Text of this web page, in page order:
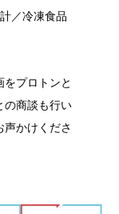
／冷凍食品
をプロトンと
の商談も行い
かけくださ